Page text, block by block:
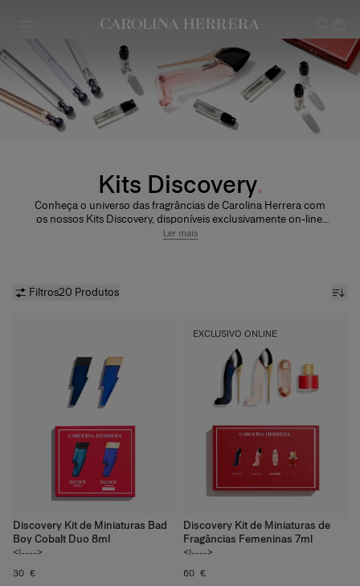
Declaração de acessibilidade
Kits Discovery
Conheça o universo das fragrâncias de Carolina Herrera com
os nossos Kits Discovery, disponíveis exclusivamente on-line.
Experimente uma seleção de fragrâncias e encontre seu
Ler mais
Filtros20 Produtos
Discovery Kit de Miniaturas Bad
Boy Cobalt Duo 8ml
<!---->
30 €
EXCLUSIVO ONLINE
Discovery Kit de Miniaturas de
Fragâncias Femeninas 7ml
<!---->
60 €